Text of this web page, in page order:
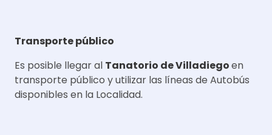
Transporte público
Es posible llegar al Tanatorio de Villadiegoen
transporte público y utilizar las líneas de Autobús
disponibles en la Localidad.